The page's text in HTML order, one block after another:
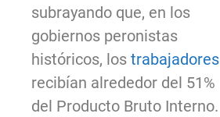
subrayando que, en los
gobiernos peronistas
históricos, los trabajadores
recibían alrededor del 51%
del Producto Bruto Interno.